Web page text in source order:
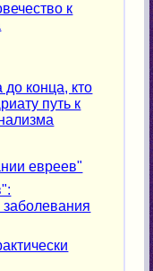
к
конца, кто
путь к
евреев"